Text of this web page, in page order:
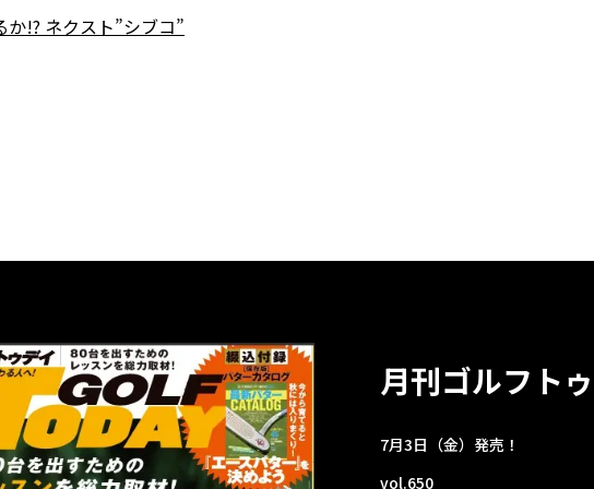
!? ネクスト”シブコ”
月刊ゴルフト
7月3日（金）発売！
vol.650